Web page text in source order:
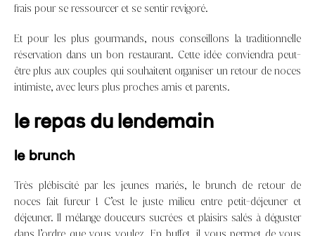
frais pour se ressourcer et se sentir revigoré.
Et pour les plus gourmands, nous conseillons la traditionnelle
réservation dans un bon restaurant. Cette idée conviendra peut-
être plus aux couples qui souhaitent organiser un retour de noces
intimiste, avec leurs plus proches amis et parents.
le repas du lendemain
le brunch
Très plébiscité par les jeunes mariés, le brunch de retour de
noces fait fureur ! C’est le juste milieu entre petit-déjeuner et
déjeuner. Il mélange douceurs sucrées et plaisirs salés à déguster